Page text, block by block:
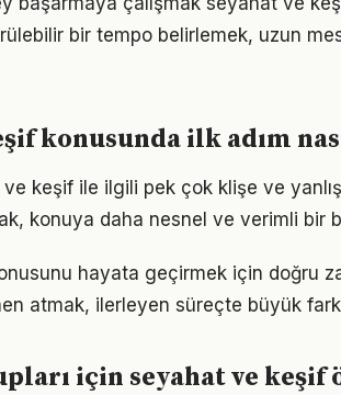
bir tempo belirlemek, uzun
konusunda ilk adım
keşif ile ilgili pek çok klişe ve yanlış
konuya daha nesnel ve verimli bir
hayata geçirmek için doğru
atmak, ilerleyen süreçte büyük
için seyahat ve